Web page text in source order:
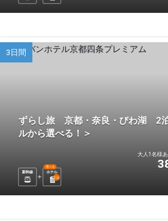
3日間
ずらし旅 京都・奈良・びわ湖 2
ルから選べる！＞
新幹線 ホテル
選べる
2泊
大人1名様